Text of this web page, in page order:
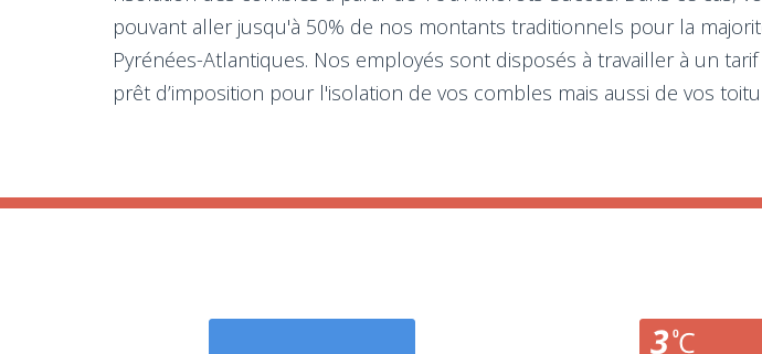
pouvant aller jusqu'à 50% de nos montants traditionnels pour la
Pyrénées-Atlantiques. Nos employés sont disposés à travailler à un
prêt d’imposition pour l'isolation de vos combles mais aussi de vos